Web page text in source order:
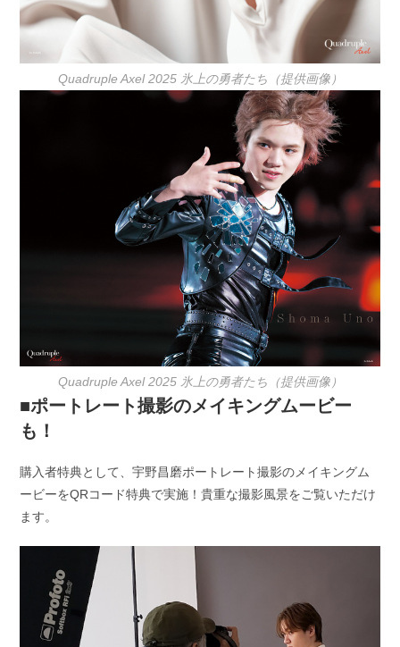
Quadruple Axel 2025 氷上の勇者たち（提供画像）
Quadruple Axel 2025 氷上の勇者たち（提供画像）
■ポートレート撮影のメイキングムービー
も！
購入者特典として、宇野昌磨ポートレート撮影のメイキングム
ービーをQRコード特典で実施！貴重な撮影風景をご覧いただけ
ます。